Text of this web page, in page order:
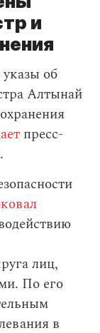
и
об
Алтынай
пресс-
лиц,
По его
в